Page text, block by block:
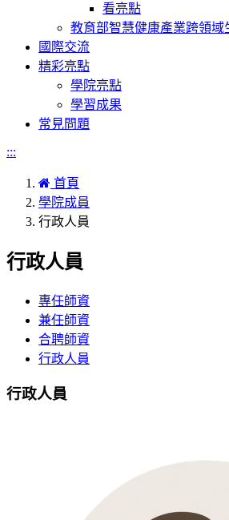
看亮點
教育部智慧健康產業跨領域
國際交流
精彩亮點
學院亮點
學習成果
常見問題
:::
首頁
學院成員
行政人員
行政人員
專任師資
兼任師資
合聘師資
行政人員
行政人員